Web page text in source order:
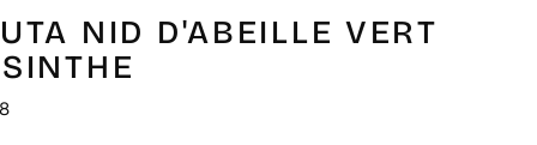
NID D'ABEILLE VERT